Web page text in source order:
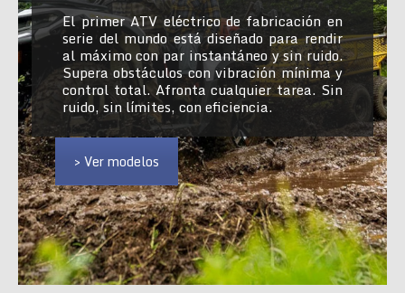
El primer ATV eléctrico de fabricación en
serie del mundo está diseñado para rendir
al máximo con par instantáneo y sin ruido.
Supera obstáculos con vibración mínima y
control total. Afronta cualquier tarea. Sin
ruido, sin límites, con eficiencia.
> Ver modelos